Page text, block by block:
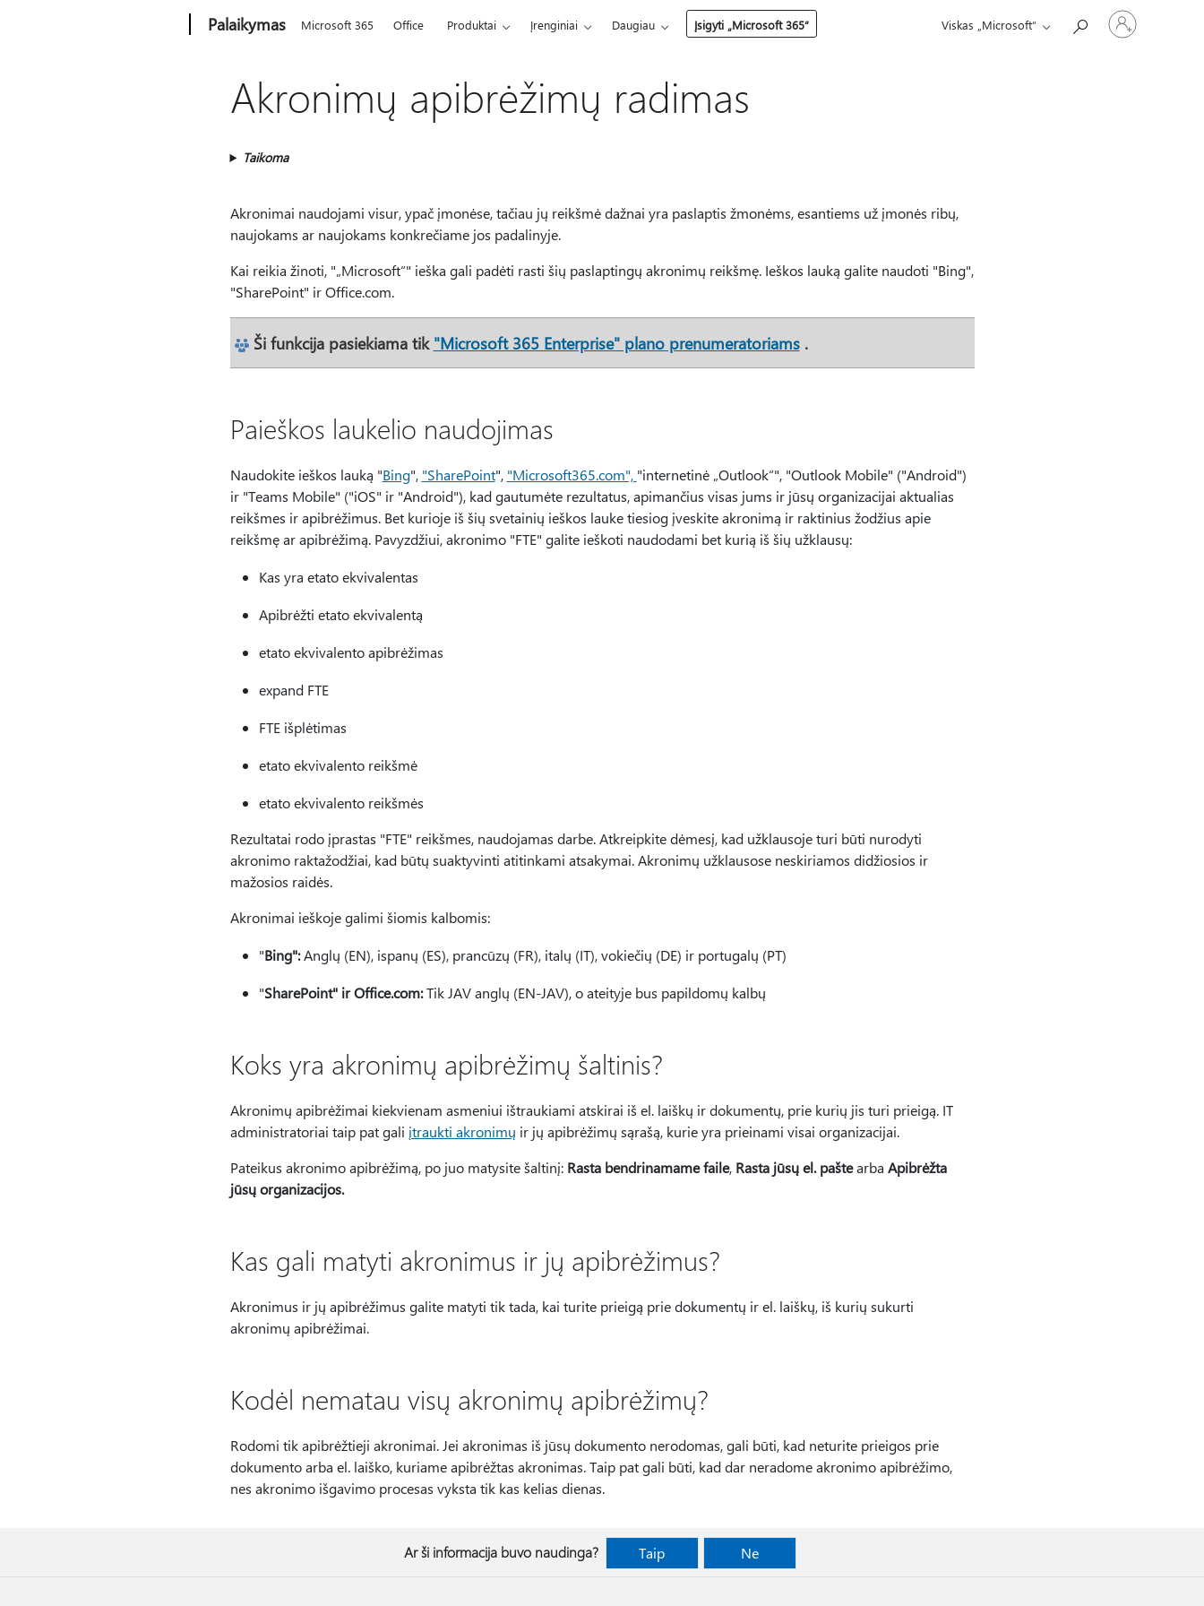
Palaikymas Microsoft 365 Office Produktai Įrenginiai Daugiau Įsigyti „Microsoft 365“ Viskas „Microsoft“
Prisijunkite
prie
paskyros
Akronimų apibrėžimų radimas
Taikoma
Akronimai naudojami visur, ypač įmonėse, tačiau jų reikšmė dažnai yra paslaptis žmonėms, esantiems už įmonės ribų,
naujokams ar naujokams konkrečiame jos padalinyje.
Kai reikia žinoti, "„Microsoft“" ieška gali padėti rasti šių paslaptingų akronimų reikšmę. Ieškos lauką galite naudoti "Bing",
"SharePoint" ir Office.com.
Ši funkcija pasiekiama tik "Microsoft 365 Enterprise" plano prenumeratoriams.
Paieškos laukelio naudojimas
Naudokite ieškos lauką "Bing", "SharePoint", "Microsoft365.com", "internetinė „Outlook“", "Outlook Mobile" ("Android")
ir "Teams Mobile" ("iOS" ir "Android"), kad gautumėte rezultatus, apimančius visas jums ir jūsų organizacijai aktualias
reikšmes ir apibrėžimus. Bet kurioje iš šių svetainių ieškos lauke tiesiog įveskite akronimą ir raktinius žodžius apie
reikšmę ar apibrėžimą. Pavyzdžiui, akronimo "FTE" galite ieškoti naudodami bet kurią iš šių užklausų:
Kas yra etato ekvivalentas
Apibrėžti etato ekvivalentą
etato ekvivalento apibrėžimas
expand FTE
FTE išplėtimas
etato ekvivalento reikšmė
etato ekvivalento reikšmės
Rezultatai rodo įprastas "FTE" reikšmes, naudojamas darbe. Atkreipkite dėmesį, kad užklausoje turi būti nurodyti
akronimo raktažodžiai, kad būtų suaktyvinti atitinkami atsakymai. Akronimų užklausose neskiriamos didžiosios ir
mažosios raidės.
Akronimai ieškoje galimi šiomis kalbomis:
"Bing":Anglų (EN), ispanų (ES), prancūzų (FR), italų (IT), vokiečių (DE) ir portugalų (PT)
"SharePoint" ir Office.com:Tik JAV anglų (EN-JAV), o ateityje bus papildomų kalbų
Koks yra akronimų apibrėžimų šaltinis?
Akronimų apibrėžimai kiekvienam asmeniui ištraukiami atskirai iš el. laiškų ir dokumentų, prie kurių jis turi prieigą. IT
administratoriai taip pat gali įtraukti akronimų ir jų apibrėžimų sąrašą, kurie yra prieinami visai organizacijai.
Pateikus akronimo apibrėžimą, po juo matysite šaltinį: Rasta bendrinamame faile, Rasta jūsų el. paštearba Apibrėžta
jūsų organizacijos.
Kas gali matyti akronimus ir jų apibrėžimus?
Akronimus ir jų apibrėžimus galite matyti tik tada, kai turite prieigą prie dokumentų ir el. laiškų, iš kurių sukurti
akronimų apibrėžimai.
Kodėl nematau visų akronimų apibrėžimų?
Rodomi tik apibrėžtieji akronimai. Jei akronimas iš jūsų dokumento nerodomas, gali būti, kad neturite prieigos prie
dokumento arba el. laiško, kuriame apibrėžtas akronimas. Taip pat gali būti, kad dar neradome akronimo apibrėžimo,
nes akronimo išgavimo procesas vyksta tik kas kelias dienas.
Ar ši informacija buvo naudinga? Taip Ne